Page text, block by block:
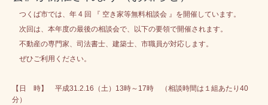
つくば市では、年 4 回 『 空き家等無料相談会 』を開催しています。
次回は、本年度の最後の相談会で、以下の要領で開催されます。
不動産の専門家、司法書士、建築士、市職員が対応します。
ぜひご利用ください。
【日 時】 平成31.2.16（土）13時～17時 （相談時間は１組あたり40
分）